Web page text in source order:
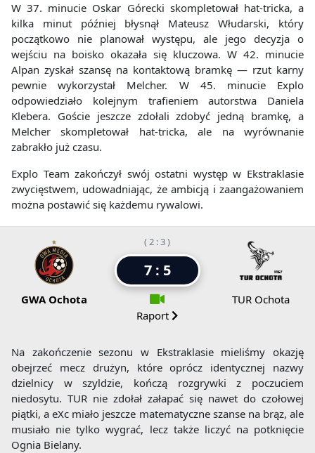
W 37. minucie Oskar Górecki skompletował hat-tricka, a
kilka minut później błysnął Mateusz Włudarski, który
początkowo nie planował występu, ale jego decyzja o
wejściu na boisko okazała się kluczowa. W 42. minucie
Alpan zyskał szansę na kontaktową bramkę — rzut karny
pewnie wykorzystał Melcher. W 45. minucie Explo
odpowiedziało kolejnym trafieniem autorstwa Daniela
Klebera. Goście jeszcze zdołali zdobyć jedną bramkę, a
Melcher skompletował hat-tricka, ale na wyrównanie
zabrakło już czasu.
Explo Team zakończył swój ostatni występ w Ekstraklasie
zwycięstwem, udowadniając, że ambicją i zaangażowaniem
można postawić się każdemu rywalowi.
GWA Ochota
( 2 : 3 )
7 : 5
Raport
TUR Ochota
Na zakończenie sezonu w Ekstraklasie mieliśmy okazję
obejrzeć mecz drużyn, które oprócz identycznej nazwy
dzielnicy w szyldzie, kończą rozgrywki z poczuciem
niedosytu. TUR nie zdołał załapać się nawet do czołowej
piątki, a eXc miało jeszcze matematyczne szanse na brąz, ale
musiało nie tylko wygrać, lecz także liczyć na potknięcie
Ognia Bielany.